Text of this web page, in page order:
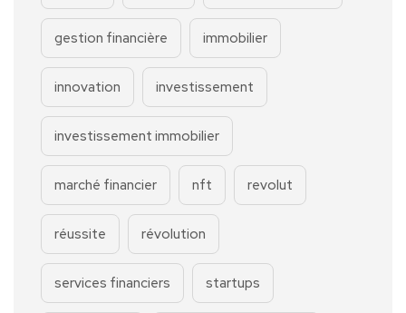
gestion financière immobilier
innovation investissement
investissement immobilier
marché financier nft revolut
réussite révolution
services financiers startups